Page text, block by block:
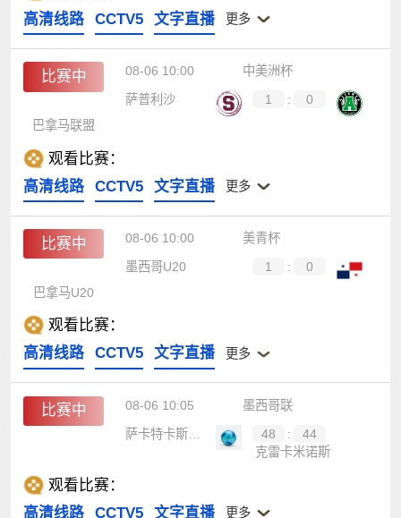
高清线路
CCTV5 文字直播 更多
比赛中 08-06 10:00
中美洲杯
萨普利沙
1 :
0
巴拿马联盟
观看比赛：
高清线路
CCTV5 文字直播 更多
比赛中 08-06 10:00
美青杯
墨西哥U20
1 :
0
巴拿马U20
观看比赛：
高清线路
CCTV5 文字直播 更多
比赛中 08-06 10:05
墨西哥联
萨卡特卡斯矿工
48 :
44
克雷卡米诺斯
观看比赛：
高清线路
CCTV5 文字直播 更多